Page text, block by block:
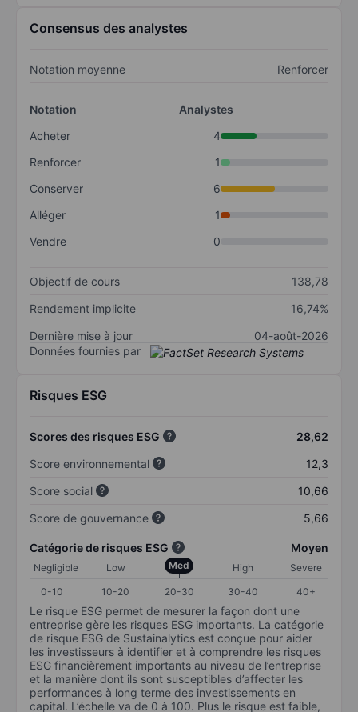
Consensus des analystes
Notation moyenne Renforcer
Notation
Analystes
Acheter
4
Renforcer
1
Conserver
6
Alléger
1
Vendre
0
Objectif de cours
138,78
Rendement implicite
16,74%
Dernière mise à jour
04-août-2026
Données fournies par
Risques ESG
Scores des risques ESG
28,62
Score environnemental
12,3
Score social
10,66
Score de gouvernance
5,66
Catégorie de risques ESG Moyen
Negligible Low Med High
Severe
0-10
10-20 20-30 30-40 40+
Le risque ESG permet de mesurer la façon dont une
entreprise gère les risques ESG importants. La catégorie
de risque ESG de Sustainalytics est conçue pour aider
les investisseurs à identifier et à comprendre les risques
ESG financièrement importants au niveau de l’entreprise
et la manière dont ils sont susceptibles d’affecter les
performances à long terme des investissements en
capital. L’échelle va de 0 à 100. Plus le risque est faible,